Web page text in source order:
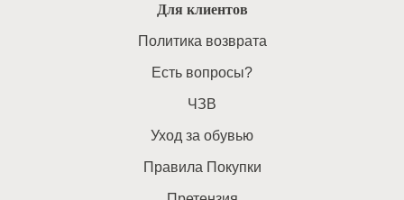
Для клиентов
Политика возврата
Есть вопросы?
ЧЗВ
Уход за обувью
Правила Покупки